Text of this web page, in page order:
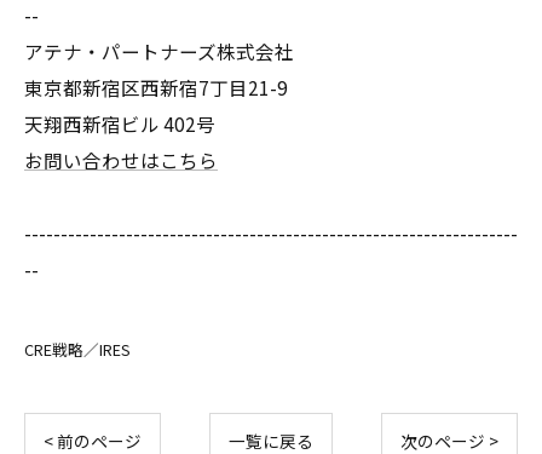
--
アテナ・パートナーズ株式会社
東京都新宿区西新宿7丁目21-9
天翔西新宿ビル 402号
お問い合わせはこちら
--------------------------------------------------------------------
--
CRE戦略／IRES
< 前のページ 一覧に戻る 次のページ >